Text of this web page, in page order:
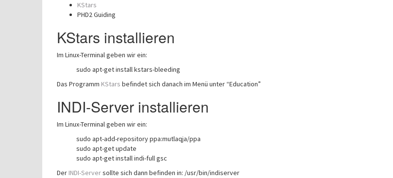
KStars
PHD2 Guiding
KStars installieren
Im Linux-Terminal geben wir ein:
sudo apt-get install kstars-bleeding
Das Programm KStars befindet sich danach im Menü unter “Education”
INDI-Server installieren
Im Linux-Terminal geben wir ein:
sudo apt-add-repository ppa:mutlaqja/ppa
sudo apt-get update
sudo apt-get install indi-full gsc
Der INDI-Serversollte sich dann befinden in: /usr/bin/indiserver